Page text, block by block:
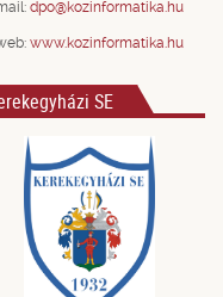
dpo@kozinformatika.hu
www.kozinformatika.hu
SE